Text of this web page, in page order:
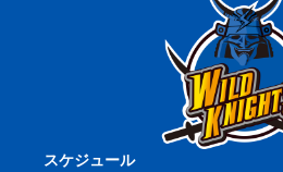
スケジュール